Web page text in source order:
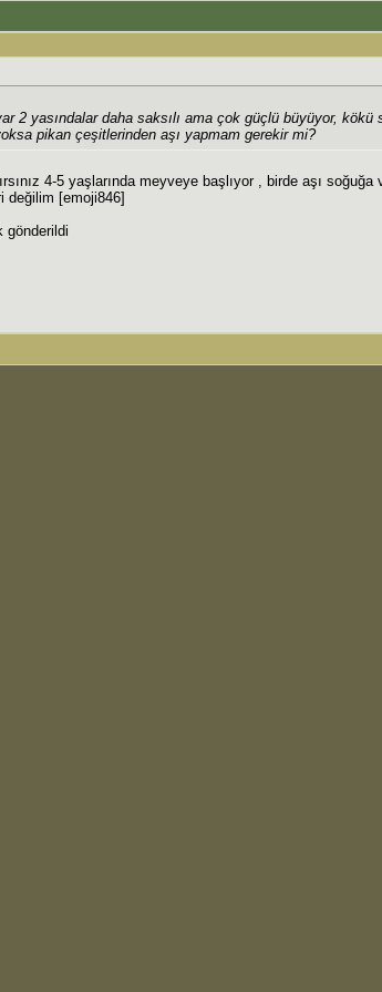
2 yasındalar daha saksılı ama çok güçlü büyüyor, kökü
pikan çeşitlerinden aşı yapmam gerekir mi?
4-5 yaşlarında meyveye başlıyor , birde aşı
değilim [emoji846]
gönderildi